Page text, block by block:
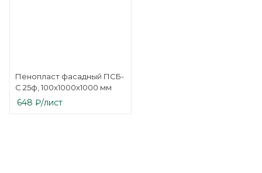
Пенопласт фасадный ПСБ-
С 25ф, 100x1000x1000 мм
648 ₽/лист